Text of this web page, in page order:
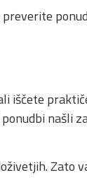
iščete
našli
Zato